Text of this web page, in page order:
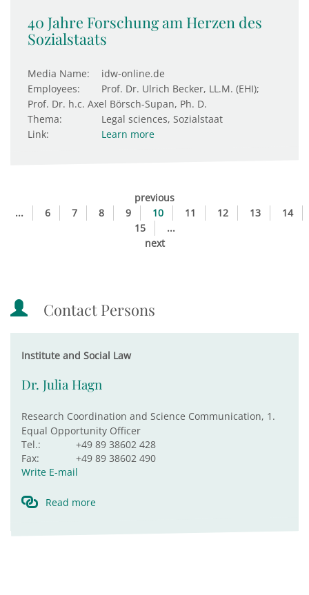
40 Jahre Forschung am Herzen des
Sozialstaats
Media Name:
idw-online.de
Employees:
Prof. Dr. Ulrich Becker, LL.M. (EHI);
Prof. Dr. h.c. Axel Börsch-Supan, Ph. D.
Thema:
Legal sciences, Sozialstaat
Link:
Learn more
previous
...
6 7 8 9 10 11 12 13
14
15
...
next
Contact Persons
Institute and Social Law
Dr. Julia Hagn
Research Coordination and Science Communication, 1.
Equal Opportunity Officer
Tel.:
+49 89 38602 428
Fax:
+49 89 38602 490
Write E-mail
Read more